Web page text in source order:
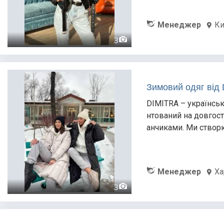
3
Менеджер
3
Зимовий одяг від
DIMITRA –
нтований на
анчиками. Ми
Менеджер